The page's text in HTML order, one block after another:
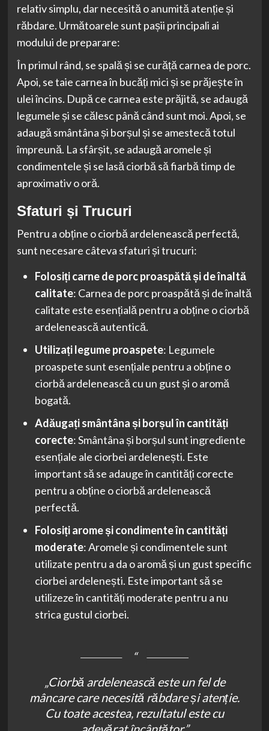
relativ simplu, dar necesită o anumită atenție și
răbdare. Următoarele sunt pașii principali ai
modului de preparare:
În primul rând, se spală și se curăță carnea de porc.
Apoi, se taie carnea în bucăți mici și se prăjește în
ulei încins. După ce carnea este prăjită, se adaugă
legumele și se călesc până când sunt moi. Apoi, se
adaugă smântâna și borșul și se amestecă totul
împreună. La sfârșit, se adaugă aromele și
condimentele și se lasă ciorbă să fiarbă timp de
aproximativ o oră.
Sfaturi și Trucuri
Pentru a obține o ciorbă ardelenească perfectă,
sunt necesare câteva sfaturi și trucuri:
Folosiți carne de porc proaspătă și de înaltă
calitate: Carnea de porc proaspătă și de înaltă
calitate este esențială pentru a obține o ciorbă
ardelenească autentică.
Utilizați legume proaspete: Legumele
proaspete sunt esențiale pentru a obține o
ciorbă ardelenească cu un gust și o aromă
bogată.
Adăugați smântâna și borșul în cantități
corecte: Smântâna și borșul sunt ingrediente
esențiale ale ciorbei ardelenești. Este
important să se adauge în cantități corecte
pentru a obține o ciorbă ardelenească
perfectă.
Folosiți arome și condimente în cantități
moderate: Aromele și condimentele sunt
utilizate pentru a da o aromă și un gust specific
ciorbei ardelenești. Este important să se
utilizeze în cantități moderate pentru a nu
strica gustul ciorbei.
„Ciorbă ardelenească este un fel de
mâncare care necesită răbdare și atenție.
Cu toate acestea, rezultatul este cu